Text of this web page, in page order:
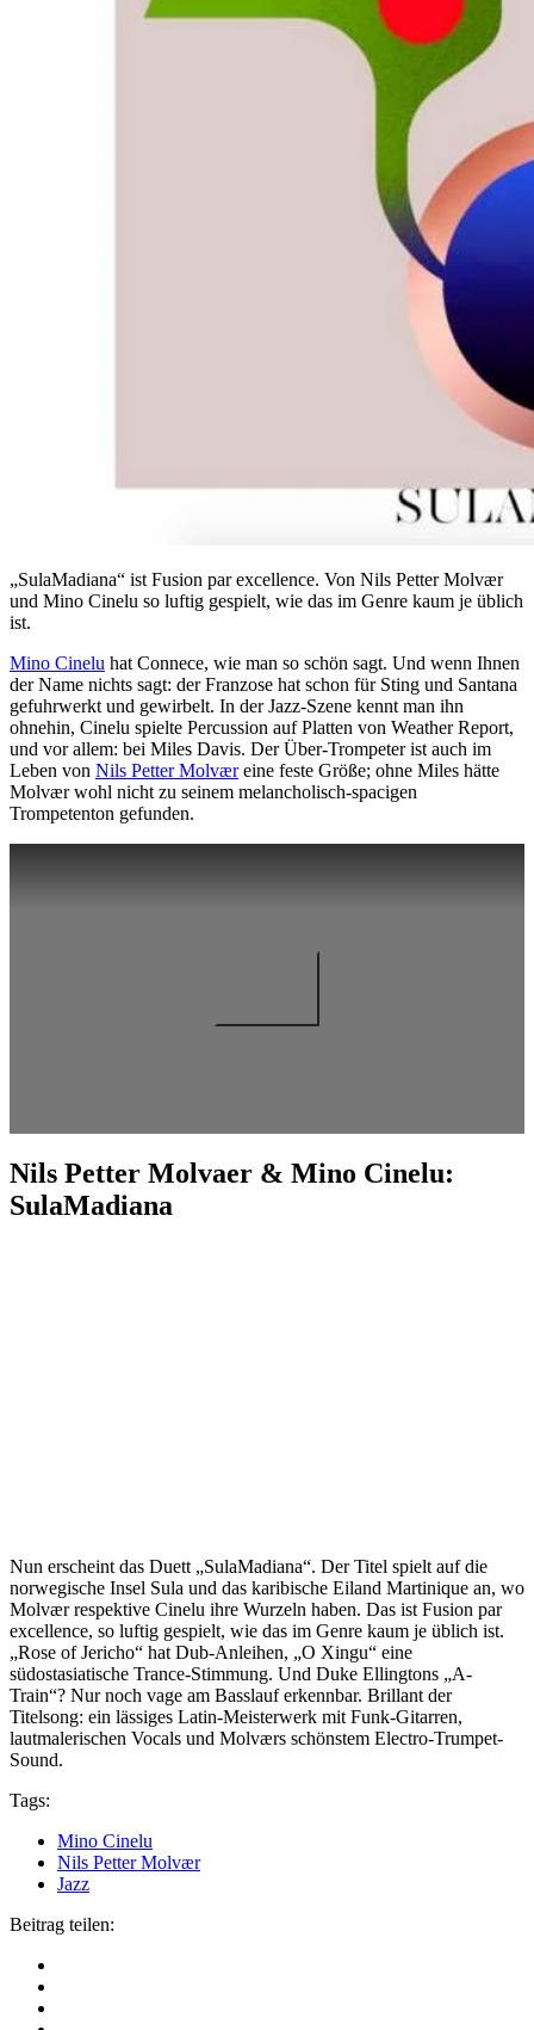
„SulaMadiana“ ist Fusion par excellence. Von Nils Petter Molvær
und Mino Cinelu so luftig gespielt, wie das im Genre kaum je üblich
ist.
Mino Cinelu hat Connece, wie man so schön sagt. Und wenn Ihnen
der Name nichts sagt: der Franzose hat schon für Sting und Santana
gefuhrwerkt und gewirbelt. In der Jazz-Szene kennt man ihn
ohnehin, Cinelu spielte Percussion auf Platten von Weather Report,
und vor allem: bei Miles Davis. Der Über-Trompeter ist auch im
Leben von Nils Petter Molværeine feste Größe; ohne Miles hätte
Molvær wohl nicht zu seinem melancholisch-spacigen
Trompetenton gefunden.
Nils Petter Molvaer & Mino Cinelu:
SulaMadiana
Nun erscheint das Duett „SulaMadiana“. Der Titel spielt auf die
norwegische Insel Sula und das karibische Eiland Martinique an, wo
Molvær respektive Cinelu ihre Wurzeln haben. Das ist Fusion par
excellence, so luftig gespielt, wie das im Genre kaum je üblich ist.
„Rose of Jericho“ hat Dub-Anleihen, „O Xingu“ eine
südostasiatische Trance-Stimmung. Und Duke Ellingtons „A-
Train“? Nur noch vage am Basslauf erkennbar. Brillant der
Titelsong: ein lässiges Latin-Meisterwerk mit Funk-Gitarren,
lautmalerischen Vocals und Molværs schönstem Electro-Trumpet-
Sound.
Tags:
Mino Cinelu
Nils Petter Molvær
Jazz
Beitrag teilen: